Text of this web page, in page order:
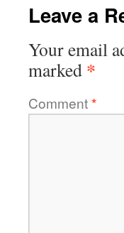
Leave a
Your email
marked *
Comment*